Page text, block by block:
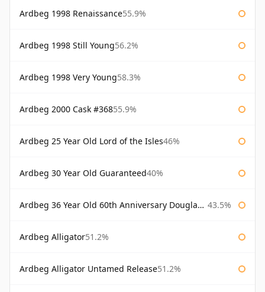
Ardbeg 1998 Renaissance55.9%
Ardbeg 1998 Still Young56.2%
Ardbeg 1998 Very Young58.3%
Ardbeg 2000 Cask #36855.9%
Ardbeg 25 Year Old Lord of the Isles46%
Ardbeg 30 Year Old Guaranteed40%
Ardbeg 36 Year Old 60th Anniversary Douglas Laing 43.5%
Ardbeg Alligator51.2%
Ardbeg Alligator Untamed Release51.2%